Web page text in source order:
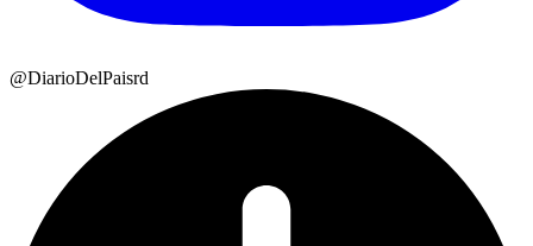
@DiarioDelPaisrd